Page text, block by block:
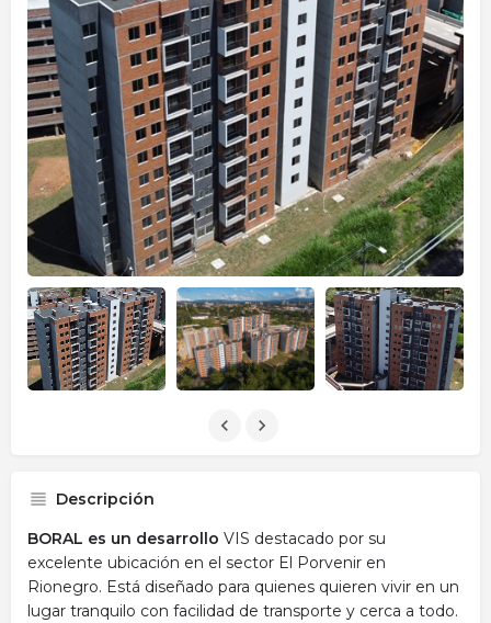
Descripción
BORAL es un desarrollo VIS destacado por su
excelente ubicación en el sector El Porvenir en
Rionegro. Está diseñado para quienes quieren vivir en un
lugar tranquilo con facilidad de transporte y cerca a todo.